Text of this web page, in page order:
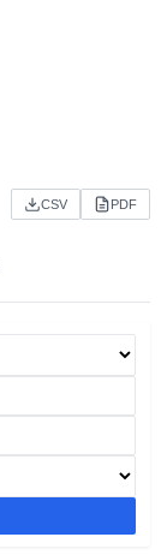
CSV PDF